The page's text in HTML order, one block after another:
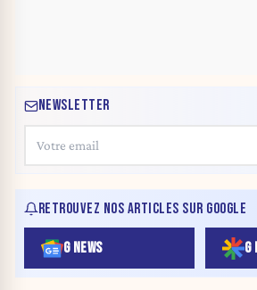
NEWSLETTER
RETROUVEZ NOS ARTICLES SUR GOOGLE
G NEWS G